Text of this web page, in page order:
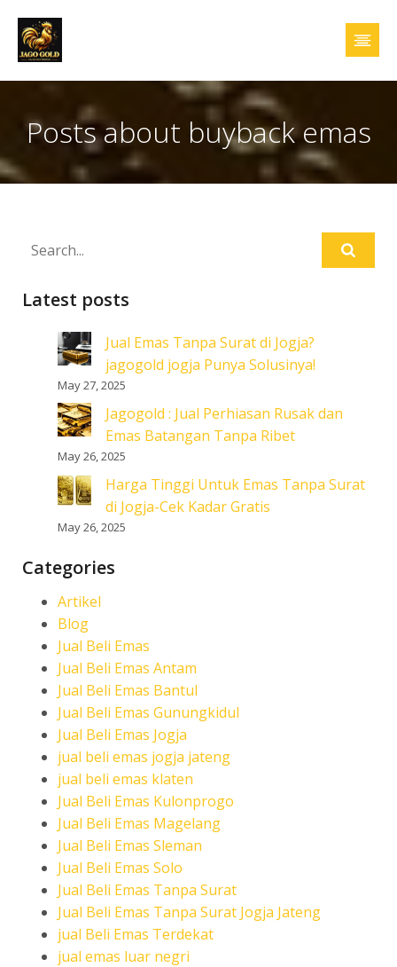
Posts about buyback emas
Latest posts
Jual Emas Tanpa Surat di Jogja?
jagogold jogja Punya Solusinya!
May 27, 2025
Jagogold : Jual Perhiasan Rusak dan
Emas Batangan Tanpa Ribet
May 26, 2025
Harga Tinggi Untuk Emas Tanpa Surat
di Jogja-Cek Kadar Gratis
May 26, 2025
Categories
Artikel
Blog
Jual Beli Emas
Jual Beli Emas Antam
Jual Beli Emas Bantul
Jual Beli Emas Gunungkidul
Jual Beli Emas Jogja
jual beli emas jogja jateng
jual beli emas klaten
Jual Beli Emas Kulonprogo
Jual Beli Emas Magelang
Jual Beli Emas Sleman
Jual Beli Emas Solo
Jual Beli Emas Tanpa Surat
Jual Beli Emas Tanpa Surat Jogja Jateng
jual Beli Emas Terdekat
jual emas luar negri